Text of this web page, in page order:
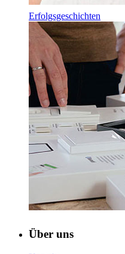
Erfolgsgeschichten
Über uns